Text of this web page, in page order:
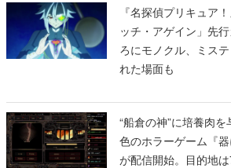
『名探偵プリキュア
ッチ・アゲイン」先
ろにモノクル、ミス
れた場面も
“船倉の神”に培養肉
色のホラーゲーム『
が配信開始。目的地